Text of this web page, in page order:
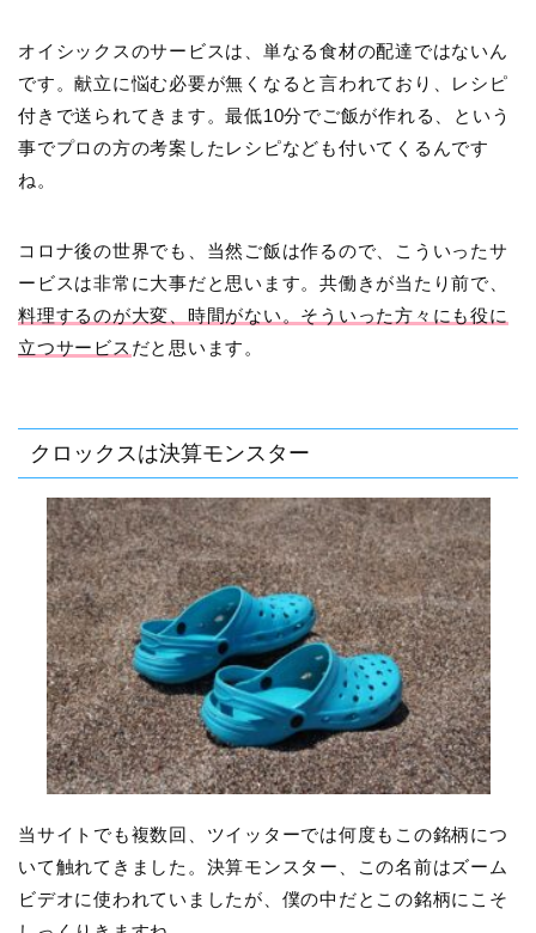
オイシックスのサービスは、単なる食材の配達ではないん
です。献立に悩む必要が無くなると言われており、レシピ
付きで送られてきます。最低10分でご飯が作れる、という
事でプロの方の考案したレシピなども付いてくるんです
ね。
コロナ後の世界でも、当然ご飯は作るので、こういったサ
ービスは非常に大事だと思います。共働きが当たり前で、
料理するのが大変、時間がない。そういった方々にも役に
立つサービス だと思います。
クロックスは決算モンスター
当サイトでも複数回、ツイッターでは何度もこの銘柄につ
いて触れてきました。決算モンスター、この名前はズーム
ビデオに使われていましたが、僕の中だとこの銘柄にこそ